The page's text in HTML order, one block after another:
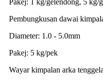
Pakej: 1 kg/gelendong, 5 kg/
Pembungkusan dawai
Diameter: 1.0 - 5.0mm
Pakej: 5 kg/pek
Wayar kimpalan arka